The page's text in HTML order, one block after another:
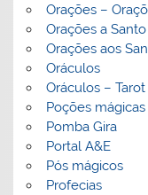
Orações –
Orações a
Orações aos
Oráculos
Oráculos –
Poções mágicas
Pomba Gira
Portal A&E
Pós mágicos
Profecias